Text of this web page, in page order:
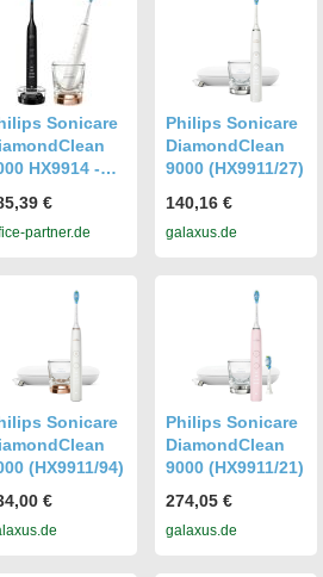
Sonicare
HX9914 -
€
partner.de
Philips Sonicare
DiamondClean
9000 (HX9911/27)
140,16 €
galaxus.de
Sonicare
(HX9911/94)
€
Philips Sonicare
DiamondClean
9000 (HX9911/21)
274,05 €
galaxus.de